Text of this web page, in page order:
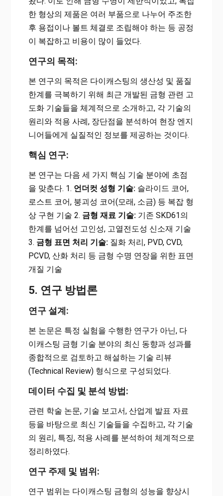
한 형상의 제품은 여러 부품으로 나누어 주조한
후 용접이나 볼트 체결로 조립해야 하는 등 공정
이 복잡하고 비용이 많이 들었다.
연구의 목적:
본 연구의 목적은 다이캐스팅의 생산성 및 품질
한계를 극복하기 위해 최근 개발된 금형 관련 고
도화 기술들을 체계적으로 소개하고, 각 기술의
원리와 적용 사례, 장단점을 분석하여 현장 엔지
니어들에게 실질적인 정보를 제공하는 것이다.
핵심 연구:
본 연구는 다음 세 가지 핵심 기술 분야에 초점
을 맞춘다. 1. 언더컷 성형 기술:슬라이드 코어,
로스트 코어, 붕괴성 코어(모래, 소금) 등 복잡 형
상 구현 기술 2. 금형 재료 기술:기존 SKD61의
한계를 넘어선 고인성, 고열전도성 신소재 기술
3. 금형 표면 처리 기술:질화 처리, PVD, CVD,
PCVD, 산화 처리 등 금형 수명 연장을 위한 표면
개질 기술
5. 연구 방법론
연구 설계:
본 논문은 특정 실험을 수행한 연구가 아닌, 다
이캐스팅 금형 기술 분야의 최신 동향과 성과를
종합적으로 검토하고 해설하는 기술 리뷰
(Technical Review) 형식으로 구성되었다.
데이터 수집 및 분석 방법:
관련 학술 논문, 기술 보고서, 산업계 발표 자료
등을 바탕으로 최신 기술들을 수집하고, 각 기술
의 원리, 특징, 적용 사례를 분석하여 체계적으로
정리하였다.
연구 주제 및 범위:
연구 범위는 다이캐스팅 금형의 성능을 향상시